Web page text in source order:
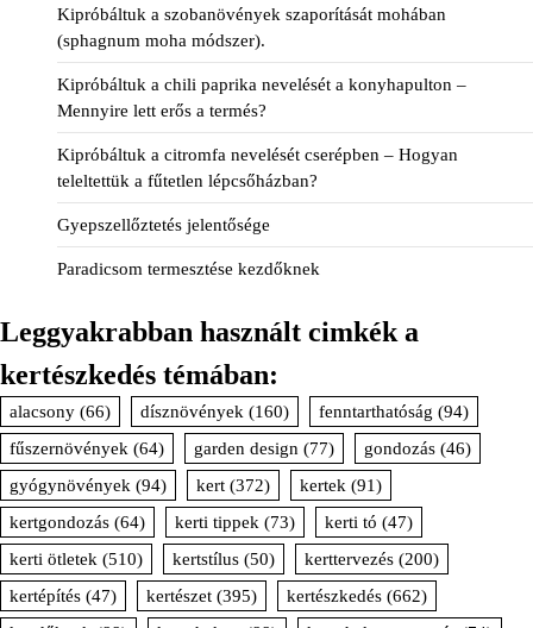
Kipróbáltuk a szobanövények szaporítását mohában
(sphagnum moha módszer).
Kipróbáltuk a chili paprika nevelését a konyhapulton –
Mennyire lett erős a termés?
Kipróbáltuk a citromfa nevelését cserépben – Hogyan
teleltettük a fűtetlen lépcsőházban?
Gyepszellőztetés jelentősége
Paradicsom termesztése kezdőknek
Leggyakrabban használt cimkék a
kertészkedés témában:
alacsony (66) dísznövények (160) fenntarthatóság (94)
fűszernövények (64) garden design (77) gondozás (46)
gyógynövények (94) kert (372) kertek (91)
kertgondozás (64) kerti tippek (73) kerti tó (47)
kerti ötletek (510) kertstílus (50) kerttervezés (200)
kertépítés (47) kertészet (395) kertészkedés (662)